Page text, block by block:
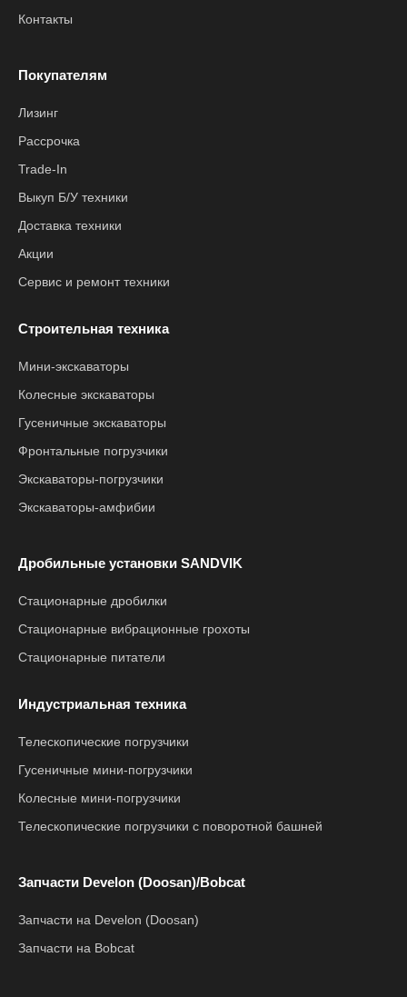
Контакты
Покупателям
Лизинг
Рассрочка
Trade-In
Выкуп Б/У техники
Доставка техники
Акции
Сервис и ремонт техники
Строительная техника
Мини-экскаваторы
Колесные экскаваторы
Гусеничные экскаваторы
Фронтальные погрузчики
Экскаваторы-погрузчики
Экскаваторы-амфибии
Дробильные установки SANDVIK
Стационарные дробилки
Стационарные вибрационные грохоты
Стационарные питатели
Индустриальная техника
Телескопические погрузчики
Гусеничные мини-погрузчики
Колесные мини-погрузчики
Телескопические погрузчики с поворотной башней
Запчасти Develon (Doosan)/Bobcat
Запчасти на Develon (Doosan)
Запчасти на Bobcat